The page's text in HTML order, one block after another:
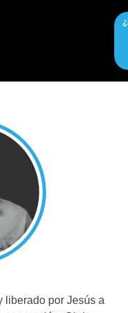
liberado por Jesús a